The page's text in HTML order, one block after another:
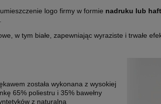
logo firmy w formie nadruku lub
w tym białe, zapewniając wyraziste i trwałe
została wykonana z wysokiej
65% poliestru i 35% bawełny
z naturalną